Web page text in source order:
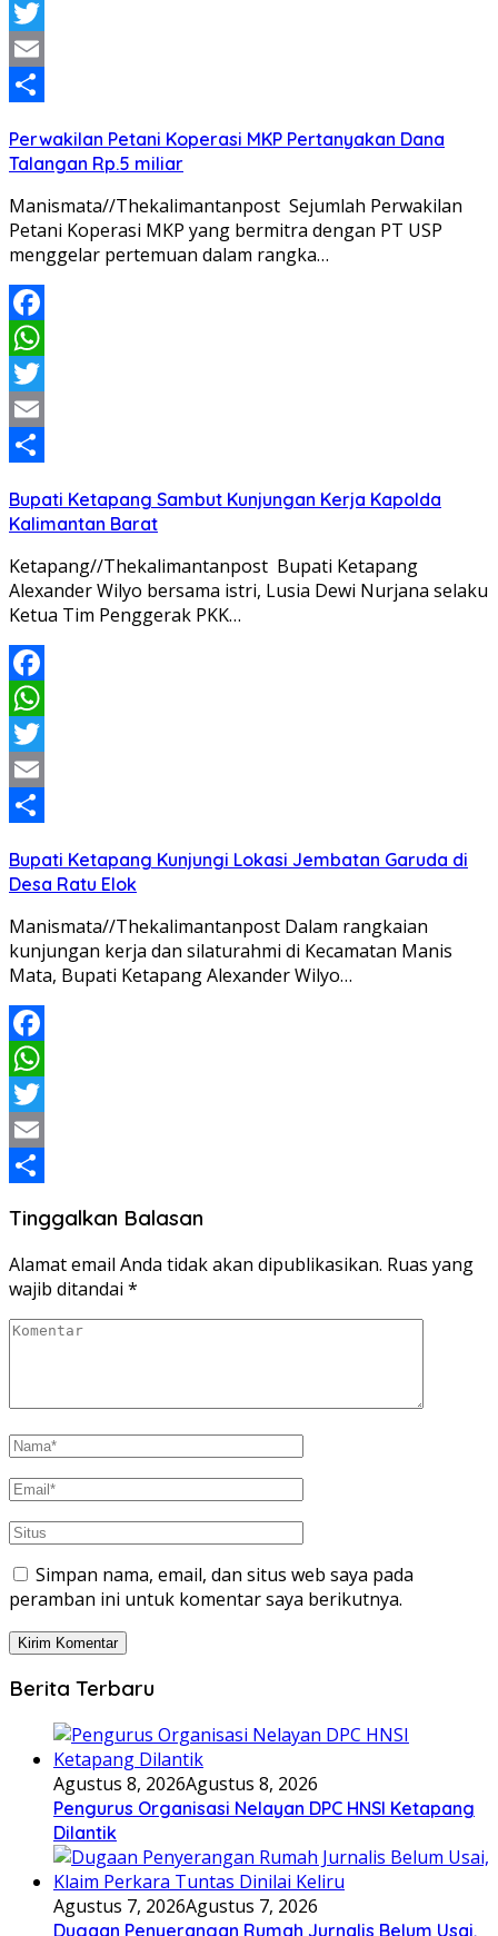
WhatsApp
Twitter
Email
Perwakilan Petani Koperasi MKP Pertanyakan Dana
Talangan Rp.5 miliar
Manismata//Thekalimantanpost Sejumlah Perwakilan
Petani Koperasi MKP yang bermitra dengan PT USP
menggelar pertemuan dalam rangka…
Facebook
WhatsApp
Twitter
Email
Bupati Ketapang Sambut Kunjungan Kerja Kapolda
Kalimantan Barat
Ketapang//Thekalimantanpost Bupati Ketapang
Alexander Wilyo bersama istri, Lusia Dewi Nurjana selaku
Ketua Tim Penggerak PKK…
Facebook
WhatsApp
Twitter
Email
Bupati Ketapang Kunjungi Lokasi Jembatan Garuda di
Desa Ratu Elok
Manismata//Thekalimantanpost Dalam rangkaian
kunjungan kerja dan silaturahmi di Kecamatan Manis
Mata, Bupati Ketapang Alexander Wilyo…
Facebook
WhatsApp
Twitter
Email
Tinggalkan Balasan
Alamat email Anda tidak akan dipublikasikan. Ruas yang
wajib ditandai *
Simpan nama, email, dan situs web saya pada
peramban ini untuk komentar saya berikutnya.
Berita Terbaru
Agustus 8, 2026Agustus 8, 2026
Pengurus Organisasi Nelayan DPC HNSI Ketapang
Dilantik
Agustus 7, 2026Agustus 7, 2026
Dugaan Penyerangan Rumah Jurnalis Belum Usai,